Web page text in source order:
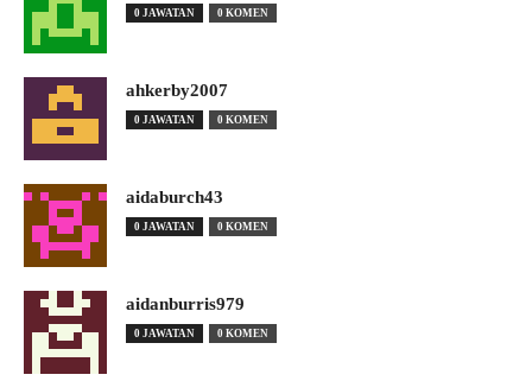
0 JAWATAN 0 KOMEN
ahkerby2007
0 JAWATAN 0 KOMEN
aidaburch43
0 JAWATAN 0 KOMEN
aidanburris979
0 JAWATAN 0 KOMEN